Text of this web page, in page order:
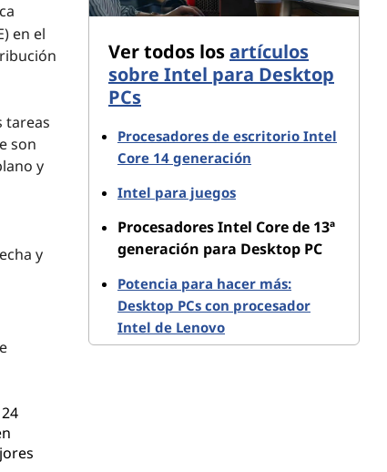
en el
tareas
son
y
y
Ver todos losartículos
sobre Intel para Desktop
PCs
Procesadores de escritorio Intel
Core 14 generación
Intel para juegos
Procesadores Intel Core de 13ª
generación para Desktop PC
Potencia para hacer más:
Desktop PCs con procesador
Intel de Lenovo